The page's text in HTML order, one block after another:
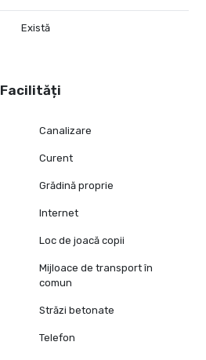
Există
Facilități
Canalizare
Curent
Grădină proprie
Internet
Loc de joacă copii
Mijloace de transport în
comun
Străzi betonate
Telefon